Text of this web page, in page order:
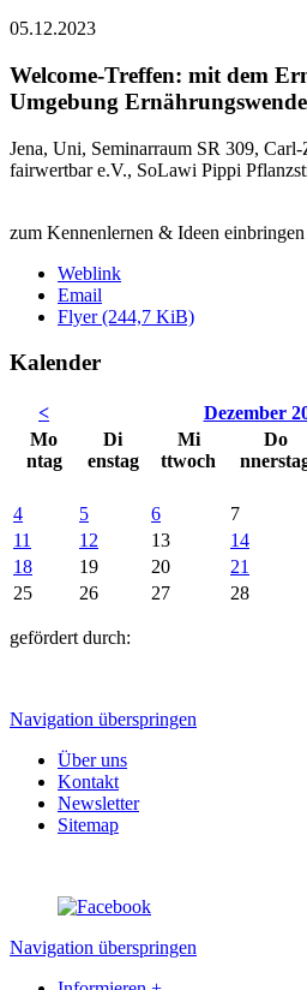
05.12.2023
Welcome-Treffen: mit dem
Umgebung
Jena, Uni, Seminarraum SR 309,
fairwertbar e.V., SoLawi Pippi
zum Kennenlernen & Ideen einbringen
Weblink
Email
Flyer(244,7 KiB)
Kalender
< Dezember
Mo
ntag
Di
enstag
Mi
ttwoch
Do
4
5 6 7
11
12 13 14
18
19 20 21
25
26 27 28
gefördert durch:
Navigation überspringen
Über uns
Kontakt
Newsletter
Sitemap
Navigation überspringen